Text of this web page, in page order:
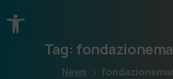
Apri la barra degli
Tag:
News